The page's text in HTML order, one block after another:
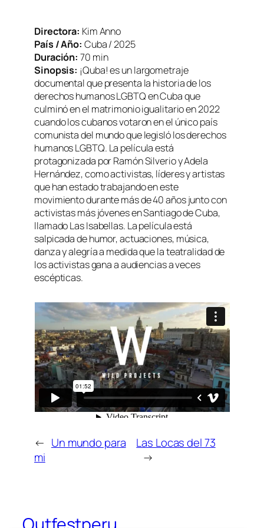
Directora: Kim Anno
País / Año: Cuba / 2025
Duración: 70 min
Sinopsis: ¡Quba! es un largometraje
documental que presenta la historia de los
derechos humanos LGBTQ en Cuba que
culminó en el matrimonio igualitario en 2022
cuando los cubanos votaron en el único país
comunista del mundo que legisló los derechos
humanos LGBTQ. La película está
protagonizada por Ramón Silverio y Adela
Hernández, como activistas, líderes y artistas
que han estado trabajando en este
movimiento durante más de 40 años junto con
activistas más jóvenes en Santiago de Cuba,
llamado Las Isabellas. La película está
salpicada de humor, actuaciones, música,
danza y alegría a medida que la teatralidad de
los activistas gana a audiencias a veces
escépticas.
← Un mundo para
mi
Las Locas del 73
→